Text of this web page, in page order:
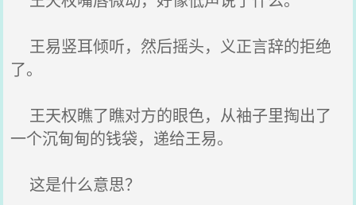
王易竖耳倾听，然后摇头，义正言辞的拒绝
了。
王天权瞧了瞧对方的眼色，从袖子里掏出了
一个沉甸甸的钱袋，递给王易。
这是什么意思？